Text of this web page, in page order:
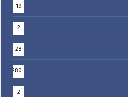
19
2
28
280
2